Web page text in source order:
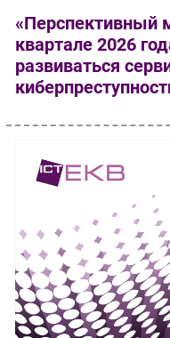
«Перспективный
квартале 2026
развиваться